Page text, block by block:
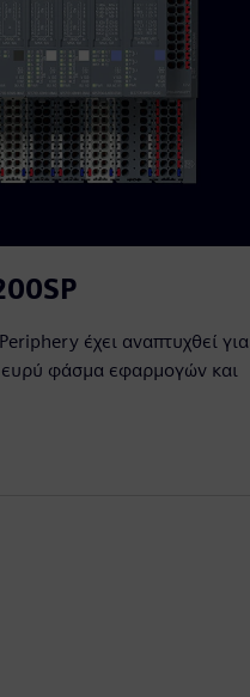
έχει αναπτυχθεί για
ευρύ φάσμα εφαρμογών και